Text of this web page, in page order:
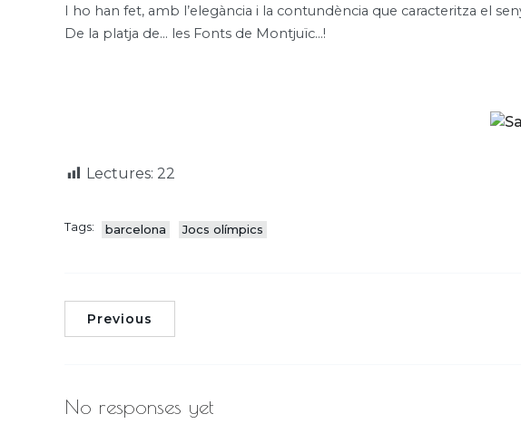
I ho han fet, amb l’elegància i la contundència que caracteritza el
De la platja de… les Fonts de Montjuïc…!
Lectures: 22
Tags: barcelona Jocs olímpics
Previous
No responses yet